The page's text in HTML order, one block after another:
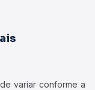
variar conforme a